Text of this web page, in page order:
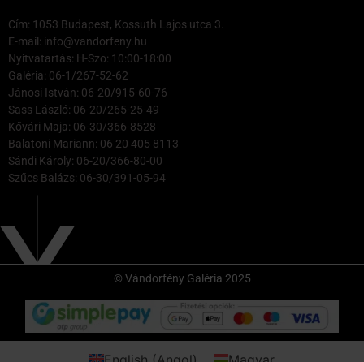
Cím: 1053 Budapest, Kossuth Lajos utca 3.
E-mail: info@vandorfeny.hu
Nyitvatartás: H-Szo: 10:00-18:00
Galéria: 06-1/267-52-62
Jánosi István: 06-20/915-60-76
Sass László: 06-20/265-25-49
Kővári Maja: 06-30/366-8528
Balatoni Mariann: 06 20 405 8113
Sándi Károly: 06-20/366-80-00
Szűcs Balázs: 06-30/391-05-94
© Vándorfény Galéria 2025